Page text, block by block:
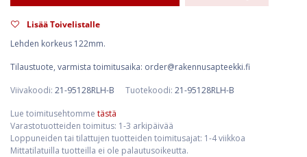
Lisää Toivelistalle
Lehden korkeus 122mm.
Tilaustuote, varmista toimitusaika: order@rakennusapteekki.fi
Viivakoodi: 21-95128RLH-B Tuotekoodi: 21-95128RLH-B
Lue toimitusehtomme tästä
Varastotuotteiden toimitus: 1-3 arkipäivää
Loppuneiden tai tilattujen tuotteiden toimitusajat: 1-4 viikkoa
Mittatilatuilla tuotteilla ei ole palautusoikeutta.